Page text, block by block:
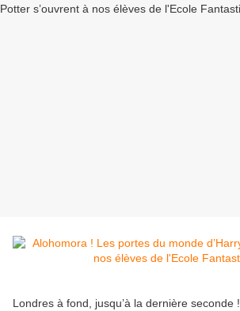
Londres à fond, jusqu’à la dernière seconde !